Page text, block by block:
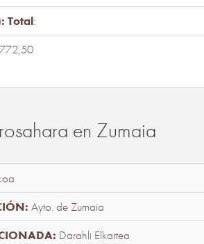
Total:
en Zumaia
Ayto. de Zumaia
Darahli Elkartea